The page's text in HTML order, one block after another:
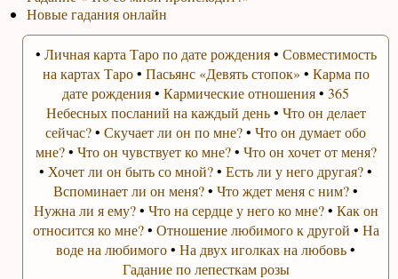
Новые гадания онлайн
• Личная карта Таро по дате рождения• Совместимость
на картах Таро• Пасьянс «Девять стопок» • Карма по
дате рождения•Кармические отношения•365
Небесных посланий на каждый день• Что он делает
сейчас?•Скучает ли он по мне?•Что он думает обо
мне?• Что он чувствует ко мне?• Что он хочет от меня?
• Хочет ли он быть со мной?•Есть ли у него другая?•
Вспоминает ли он меня?•Что ждет меня с ним?•
Нужна ли я ему?• Что на сердце у него ко мне?• Как он
относится ко мне?• Отношение любимого к другой • На
воде на любимого•На двух иголках на любовь•
Гадание по лепесткам розы